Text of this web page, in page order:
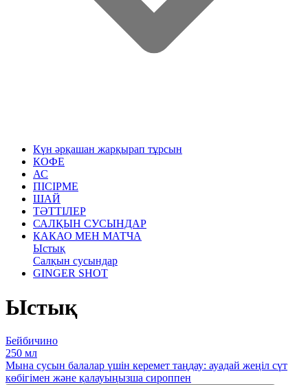
Күн әрқашан жарқырап тұрсын
КОФЕ
АС
ПІСІРМЕ
ШАЙ
ТӘТТІЛЕР
САЛҚЫН СУСЫНДАР
КАКАО МЕН МАТЧА
Ыстық
Салқын сусындар
GINGER SHOT
Ыстық
Бейбичино
250 мл
Мына сусын балалар үшін керемет таңдау: ауадай жеңіл сүт
көбігімен және қалауыңызша сироппен